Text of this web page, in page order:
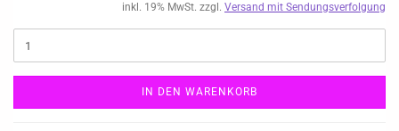
inkl. 19% MwSt. zzgl. Versand mit Sendungsverfolgung
IN DEN WARENKORB